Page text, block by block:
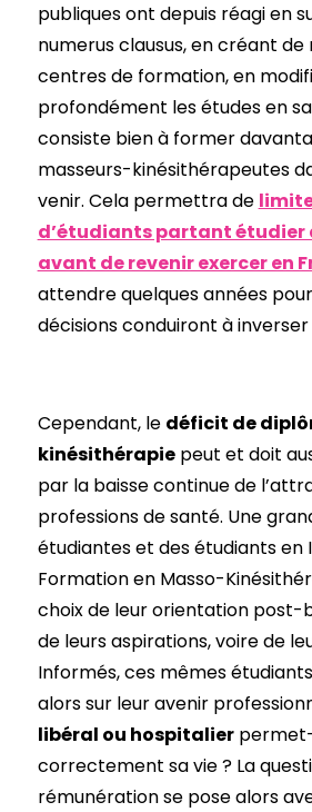
publiques ont depuis réagi en
numerus clausus, en créant de
centres de formation, en
profondément les études en
consiste bien à former
masseurs-kinésithérapeutes
venir. Cela permettra de
d’étudiants partant étudier
avant de revenir exercer en
attendre quelques années
décisions conduiront à
Cependant, le déficit de
kinésithérapiepeut et doit
par la baisse continue de
professions de santé. Une
étudiantes et des étudiants en
Formation en Masso-
choix de leur orientation post-
de leurs aspirations, voire de
Informés, ces mêmes
alors sur leur avenir
libéral ou hospitalier
correctement sa vie ? La
rémunération se pose alors